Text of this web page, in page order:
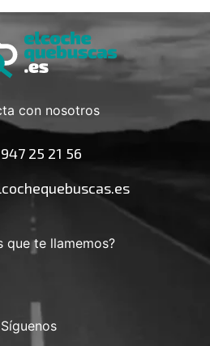
con nosotros
947 25 21 56
que te llamemos?
Síguenos